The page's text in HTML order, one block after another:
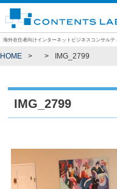
海外在住者向けインターネットビジネスコンサル
HOME IMG_2799
IMG_2799